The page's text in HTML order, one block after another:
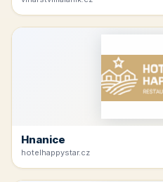
Hnanice
hotelhappystar.cz